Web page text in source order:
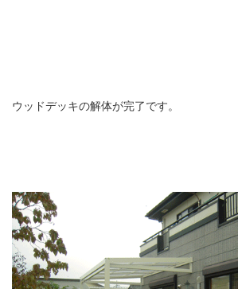
ウッドデッキの解体が完了です。